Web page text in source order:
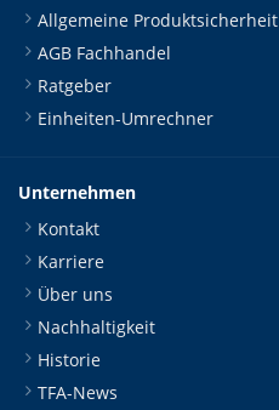
Allgemeine Produktsicherheit
AGB Fachhandel
Ratgeber
Einheiten-Umrechner
Unternehmen
Kontakt
Karriere
Über uns
Nachhaltigkeit
Historie
TFA-News